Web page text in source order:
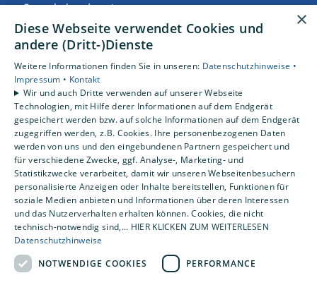
Gewerbekunden
Karriere
Unternehmen
Standorte
Apensen
×
Diese Webseite verwendet Cookies und
andere (Dritt-)Dienste
Weitere Informationen finden Sie in unseren: Datenschutzhinweise •
Impressum • Kontakt
Wir und auch Dritte verwenden auf unserer Webseite
Technologien, mit Hilfe derer Informationen auf dem Endgerät
gespeichert werden bzw. auf solche Informationen auf dem Endgerät
zugegriffen werden, z.B. Cookies. Ihre personenbezogenen Daten
werden von uns und den eingebundenen Partnern gespeichert und
für verschiedene Zwecke, ggf. Analyse-, Marketing- und
Statistikzwecke verarbeitet, damit wir unseren Webseitenbesuchern
personalisierte Anzeigen oder Inhalte bereitstellen, Funktionen für
soziale Medien anbieten und Informationen über deren Interessen
und das Nutzerverhalten erhalten können. Cookies, die nicht
technisch-notwendig sind,... HIER KLICKEN ZUM WEITERLESEN
Datenschutzhinweise
NOTWENDIGE COOKIES
PERFORMANCE